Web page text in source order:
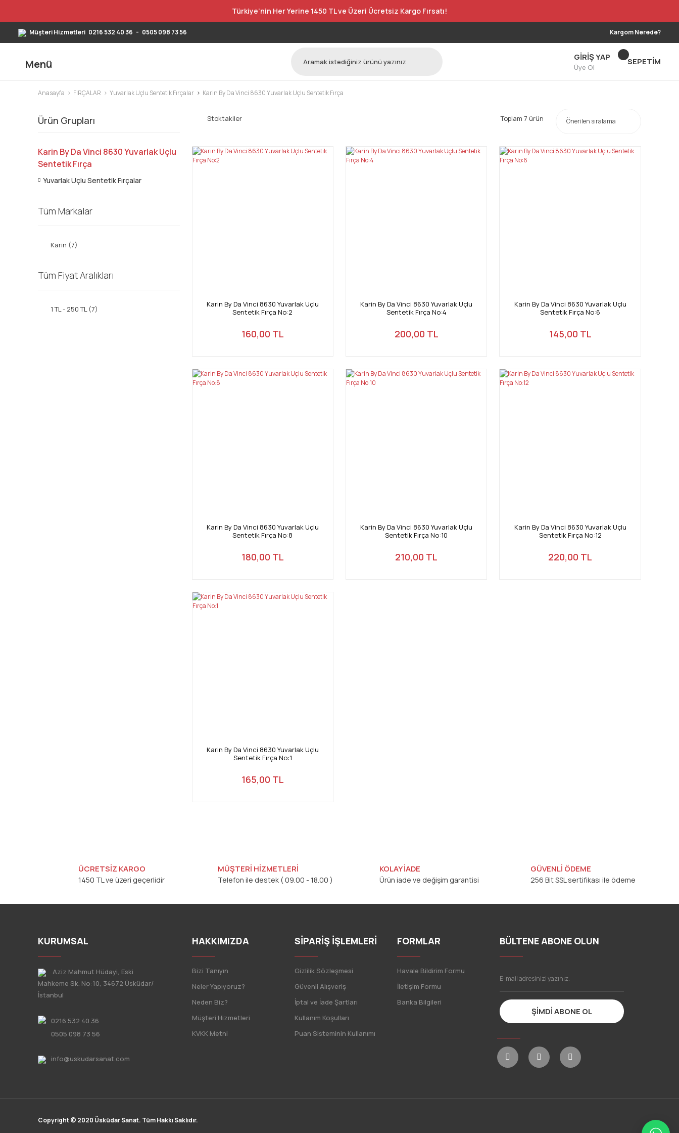
Türkiye’nin Her Yerine 1450 TL ve Üzeri Ücretsiz Kargo Fırsatı!
Müşteri Hizmetleri 0216 532 40 36 - 0505 098 73 56 Kargom Nerede?
Menü
GİRİŞ YAP
Üye Ol
SEPETİM
Anasayfa FIRÇALAR Yuvarlak Uçlu Sentetik Fırçalar Karin By Da Vinci 8630 Yuvarlak Uçlu Sentetik Fırça
Ürün Grupları
Karin By Da Vinci 8630 Yuvarlak Uçlu
Sentetik Fırça
Yuvarlak Uçlu Sentetik Fırçalar
Tüm Markalar
Karin (7)
Tüm Fiyat Aralıkları
1 TL - 250 TL (7)
Stoktakiler Toplam 7 ürün
Karin By Da Vinci 8630 Yuvarlak Uçlu
Sentetik Fırça No:2
160,00 TL
Karin By Da Vinci 8630 Yuvarlak Uçlu
Sentetik Fırça No:4
200,00 TL
Karin By Da Vinci 8630 Yuvarlak Uçlu
Sentetik Fırça No:6
145,00 TL
Karin By Da Vinci 8630 Yuvarlak Uçlu
Sentetik Fırça No:8
180,00 TL
Karin By Da Vinci 8630 Yuvarlak Uçlu
Sentetik Fırça No:10
210,00 TL
Karin By Da Vinci 8630 Yuvarlak Uçlu
Sentetik Fırça No:12
220,00 TL
Karin By Da Vinci 8630 Yuvarlak Uçlu
Sentetik Fırça No:1
165,00 TL
ÜCRETSİZ KARGO
1450 TL ve üzeri geçerlidir
MÜŞTERİ HİZMETLERİ
Telefon ile destek ( 09.00 - 18.00 )
KOLAY İADE
Ürün iade ve değişim garantisi
GÜVENLİ ÖDEME
256 Bit SSL sertifikası ile ödeme
KURUMSAL
Aziz Mahmut Hüdayi, Eski
Mahkeme Sk. No:10, 34672 Üsküdar/
İstanbul
0216 532 40 36
0505 098 73 56
info@uskudarsanat.com
HAKKIMIZDA
Bizi Tanıyın
Neler Yapıyoruz?
Neden Biz?
Müşteri Hizmetleri
KVKK Metni
SİPARİŞ İŞLEMLERİ
Gizlilik Sözleşmesi
Güvenli Alışveriş
İptal ve İade Şartları
Kullanım Koşulları
Puan Sisteminin Kullanımı
FORMLAR
Havale Bildirim Formu
İletişim Formu
Banka Bilgileri
BÜLTENE ABONE OLUN
ŞİMDİ ABONE OL
Copyright © 2020 Üsküdar Sanat. Tüm Hakkı Saklıdır.